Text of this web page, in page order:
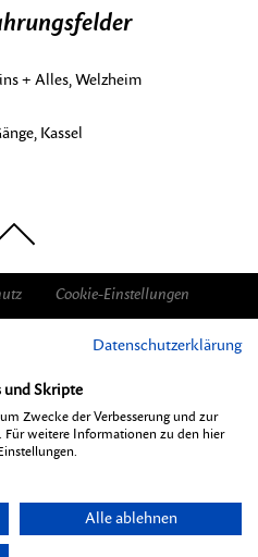
+ Alles, Welzheim
Kassel
Cookie-Einstellungen
Datenschutzerklärung
und Skripte
Zwecke der Verbesserung und zur
Für weitere Informationen zu den hier
Alle ablehnen